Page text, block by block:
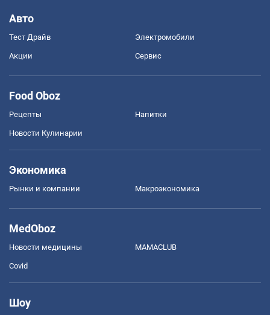
Авто
Тест Драйв Электромобили
Акции Сервис
Food Oboz
Рецепты Напитки
Новости Кулинарии
Экономика
Рынки и компании Mакроэкономика
MedOboz
Новости медицины MAMACLUB
Covid
Шоу